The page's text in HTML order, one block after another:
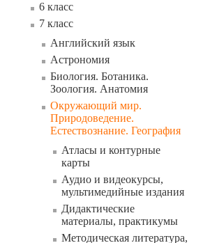
6 класс
7 класс
Английский язык
Астрономия
Биология. Ботаника.
Зоология. Анатомия
Окружающий мир.
Природоведение.
Естествознание. География
Атласы и контурные
карты
Аудио и видеокурсы,
мультимедийные издания
Дидактические
материалы, практикумы
Методическая литература,